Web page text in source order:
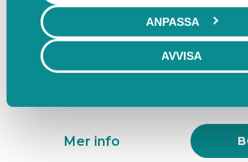
ANPASSA
AVVISA
Från Kungsleden söderut till
väder och högt vatten genom
Nordtjärnsbäcken, en liten bit
Mer info